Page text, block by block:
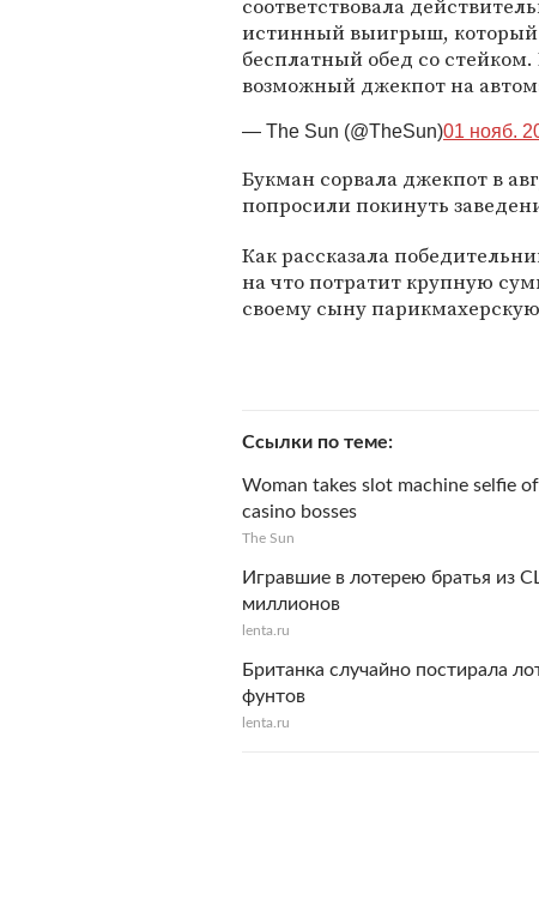
соответствовала
истинный выигрыш, который
бесплатный обед со
возможный джекпот на
— The Sun (@TheSun)01 нояб.
Букман сорвала джекпот в
попросили покинуть
Как рассказала
на что потратит крупную
своему сыну
Ссылки по теме
Woman takes slot machine selfie
casino bosses
The Sun
Игравшие в лотерею братья из
миллионов
lenta.ru
Британка случайно постирала
фунтов
lenta.ru